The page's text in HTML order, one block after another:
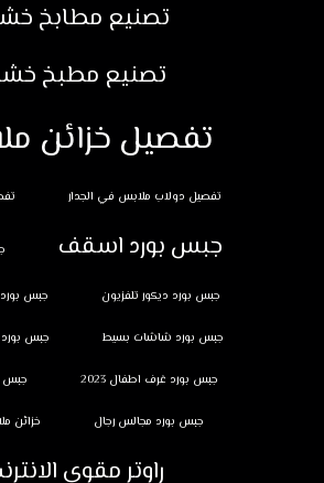
تصنيع مطابخ
تصنيع مطبخ
تفصيل خزائن
تفصيل دولاب ملابس في الجدار
جبس بورد اسقف
جبس بورد ديكور تلفزيون جبس بورد
جبس بورد شاشات بسيط جبس
جبس بورد غرف اطفال 2023 جبس
جبس بورد مجالس رجال خزائن
راوتر مقوي